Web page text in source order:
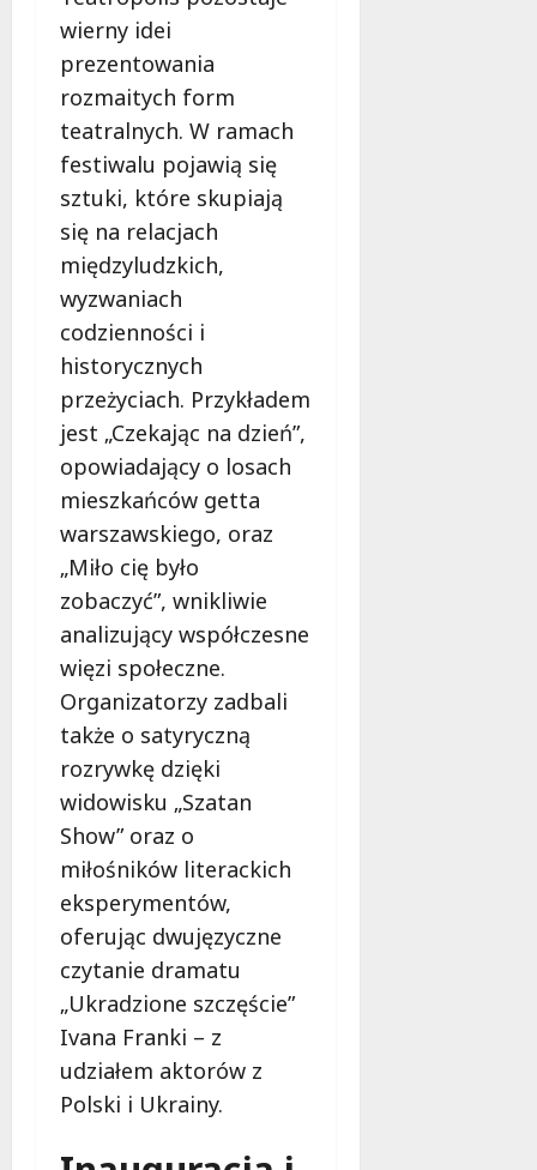
wierny idei
prezentowania
rozmaitych form
teatralnych. W ramach
festiwalu pojawią się
sztuki, które skupiają
się na relacjach
międzyludzkich,
wyzwaniach
codzienności i
historycznych
przeżyciach. Przykładem
jest „Czekając na dzień”,
opowiadający o losach
mieszkańców getta
warszawskiego, oraz
„Miło cię było
zobaczyć”, wnikliwie
analizujący współczesne
więzi społeczne.
Organizatorzy zadbali
także o satyryczną
rozrywkę dzięki
widowisku „Szatan
Show” oraz o
miłośników literackich
eksperymentów,
oferując dwujęzyczne
czytanie dramatu
„Ukradzione szczęście”
Ivana Franki – z
udziałem aktorów z
Polski i Ukrainy.